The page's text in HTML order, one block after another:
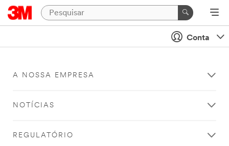
Conta
A NOSSA EMPRESA
NOTÍCIAS
REGULATÓRIO